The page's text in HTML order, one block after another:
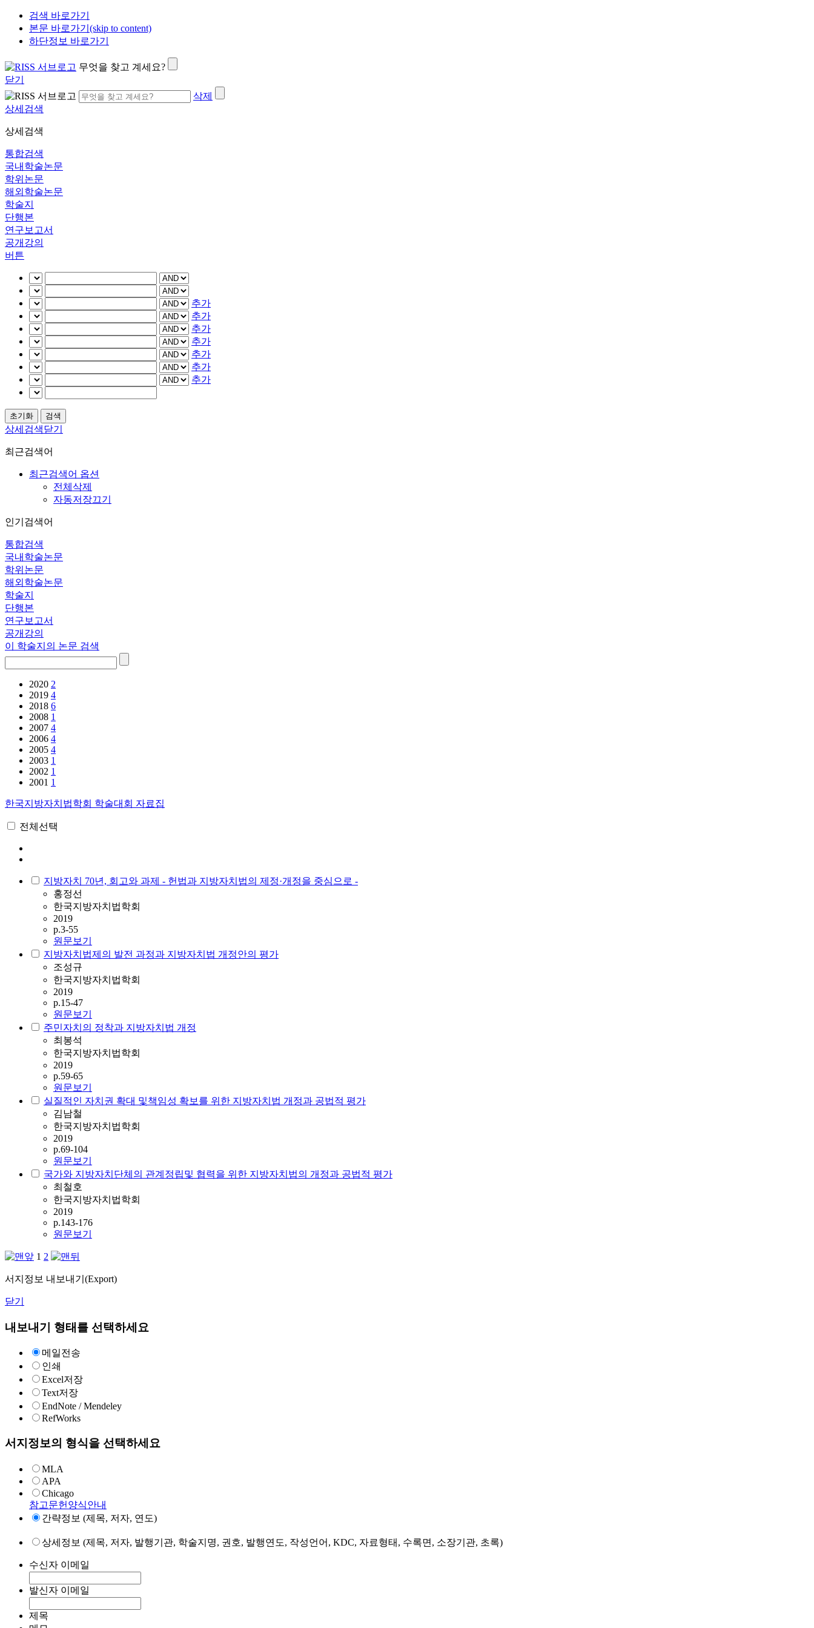
검색 바로가기
본문 바로가기(skip to content)
하단정보 바로가기
무엇을 찾고 계세요?
닫기
삭제
상세검색
상세검색
통합검색
국내학술논문
학위논문
해외학술논문
학술지
단행본
연구보고서
공개강의
버튼
추가
추가
추가
추가
추가
추가
추가
상세검색닫기
최근검색어
최근검색어 옵션
전체삭제
자동저장끄기
인기검색어
통합검색
국내학술논문
학위논문
해외학술논문
학술지
단행본
연구보고서
공개강의
이 학술지의 논문 검색
2020 2
2019 4
2018 6
2008 1
2007 4
2006 4
2005 4
2003 1
2002 1
2001 1
한국지방자치법학회 학술대회 자료집
전체선택
지방자치 70년, 회고와 과제 - 헌법과 지방자치법의 제정·개정을 중심으로 -
홍정선
한국지방자치법학회
2019
p.3-55
원문보기
지방자치법제의 발전 과정과 지방자치법 개정안의 평가
조성규
한국지방자치법학회
2019
p.15-47
원문보기
주민자치의 정착과 지방자치법 개정
최봉석
한국지방자치법학회
2019
p.59-65
원문보기
실질적인 자치권 확대 및책임성 확보를 위한 지방자치법 개정과 공법적 평가
김남철
한국지방자치법학회
2019
p.69-104
원문보기
국가와 지방자치단체의 관계정립및 협력을 위한 지방자치법의 개정과 공법적 평가
최철호
한국지방자치법학회
2019
p.143-176
원문보기
1 2
서지정보 내보내기(Export)
닫기
내보내기 형태를 선택하세요
메일전송
인쇄
Excel저장
Text저장
EndNote / Mendeley
RefWorks
서지정보의 형식을 선택하세요
MLA
APA
Chicago
참고문헌양식안내
간략정보 (제목, 저자, 연도)
상세정보 (제목, 저자, 발행기관, 학술지명, 권호, 발행연도, 작성언어, KDC, 자료형태, 수록면, 소장기관, 초록)
수신자 이메일
발신자 이메일
제목